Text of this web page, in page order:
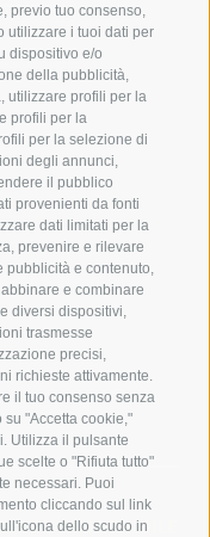
previo tuo consenso,
utilizzare i tuoi dati per
dispositivo e/o
della pubblicità,
utilizzare profili per la
profili per la
per la selezione di
degli annunci,
il pubblico
provenienti da fonti
dati limitati per la
prevenire e rilevare
pubblicità e contenuto,
e combinare
diversi dispositivi,
trasmesse
precisi,
richieste attivamente.
il tuo consenso senza
"Accetta cookie,"
Utilizza il pulsante
scelte o "Rifiuta tutto"
necessari. Puoi
cliccando sul link
dello scudo in
MENSILE